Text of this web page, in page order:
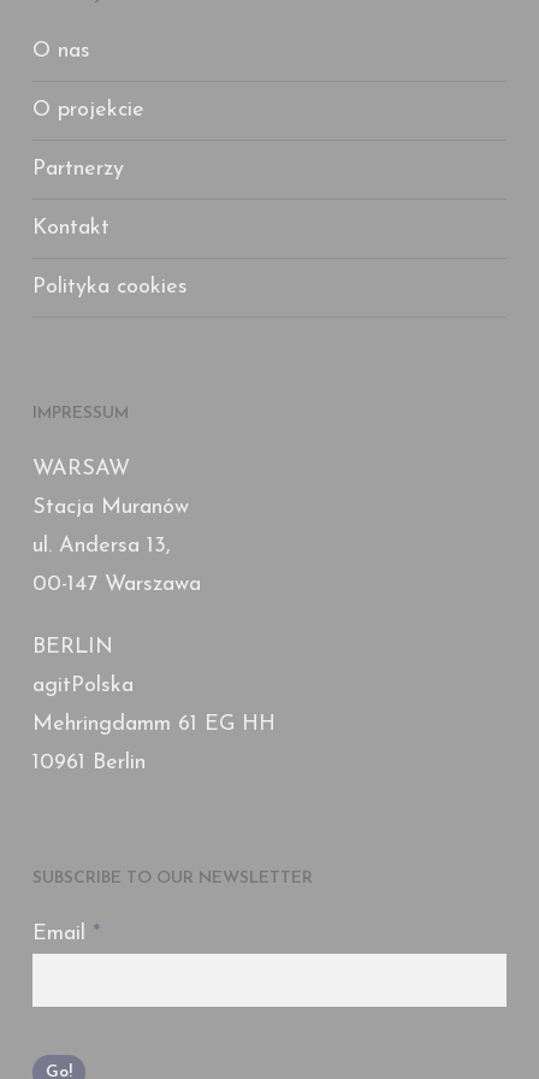
O nas
O projekcie
Partnerzy
Kontakt
Polityka cookies
IMPRESSUM
WARSAW
Stacja Muranów
ul. Andersa 13,
00-147 Warszawa
BERLIN
agitPolska
Mehringdamm 61 EG HH
10961 Berlin
SUBSCRIBE TO OUR NEWSLETTER
Email *